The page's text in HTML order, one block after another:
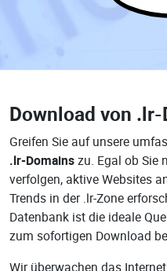
Download von .lr-
Greifen Sie auf unsere
.lr-Domainszu. Egal ob Sie
verfolgen, aktive Websites
Trends in der .lr-Zone
Datenbank ist die ideale
zum sofortigen Download
Wir überwachen das